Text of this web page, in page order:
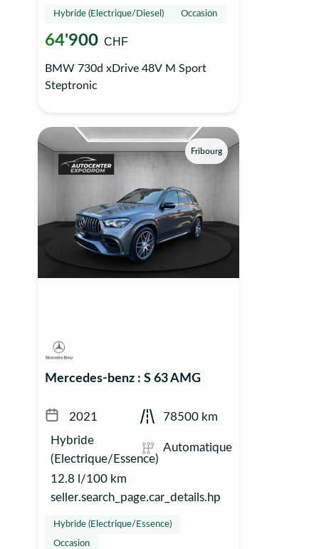
Hybride (Electrique/Diesel) Occasion
64'900CHF
BMW 730d xDrive 48V M Sport
Steptronic
Fribourg
Mercedes-benz : S 63 AMG
2021
78500 km
Hybride
(Electrique/Essence)
Automatique
12.8 l/100 km
seller.search_page.car_details.hp
Hybride (Electrique/Essence)
Occasion